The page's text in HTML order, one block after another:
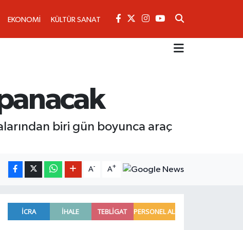
EKONOMİ KÜLTÜR SANAT
biri gün boyunca araç
A- A+